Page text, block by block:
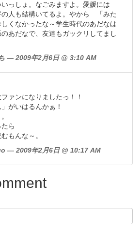
っしょ。なごみますよ。愛媛には
の人も結構いてるよ。やから 「みた
くなかったな～学生時代のあだなは
あだなで、友達もガックリしてまし
— 2009年2月6日 @ 3:10 AM
ァンになりましたっ！！
がいはるんかぁ！
ら
もんな～。
— 2009年2月6日 @ 10:17 AM